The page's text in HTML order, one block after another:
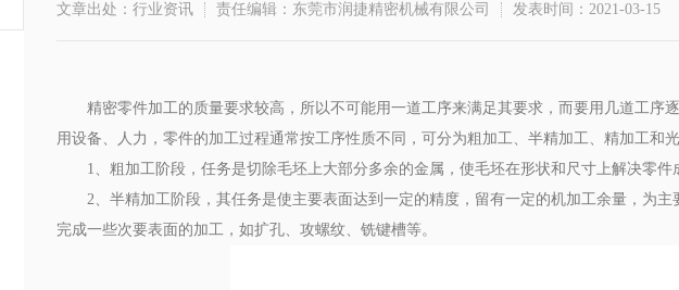
文章出处：行业资讯 责任编辑：东莞市润捷精密机械有限公司 发表时间：2021-03-15
精密零件加工的质量要求较高，所以不可能用一道工序来满足其要求，而要用几道工序
用设备、人力，零件的加工过程通常按工序性质不同，可分为粗加工、半精加工、精加工和光
1、粗加工阶段，任务是切除毛坯上大部分多余的金属，使毛坯在形状和尺寸上解决零件
2、半精加工阶段，其任务是使主要表面达到一定的精度，留有一定的机加工余量，为
完成一些次要表面的加工，如扩孔、攻螺纹、铣键槽等。